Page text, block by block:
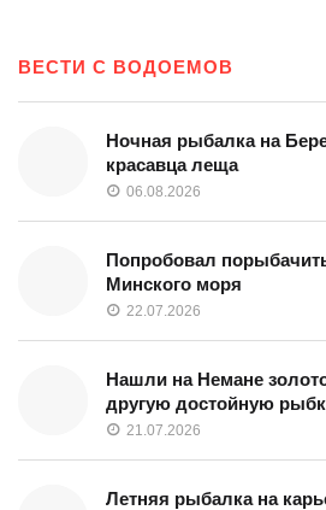
ВЕСТИ С ВОДОЕМОВ
Ночная рыбалка на
красавца леща
06.08.2026
Попробовал
Минского моря
22.07.2026
Нашли на Немане
другую достойную
21.07.2026
Летняя рыбалка на